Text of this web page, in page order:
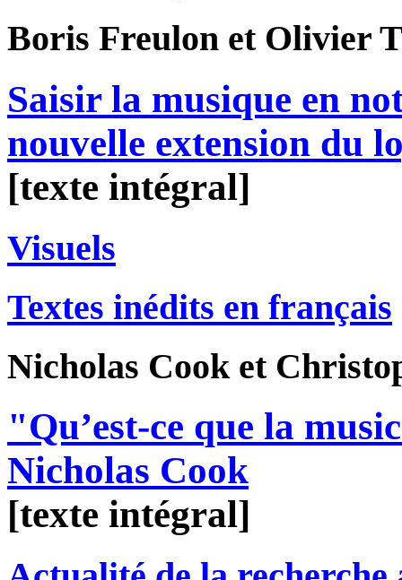
Boris Freulon et Olivier
Saisir la musique en
nouvelle extension du
[texte intégral]
Visuels
Textes inédits en français
Nicholas Cook et
"Qu’est-ce que la
Nicholas Cook
[texte intégral]